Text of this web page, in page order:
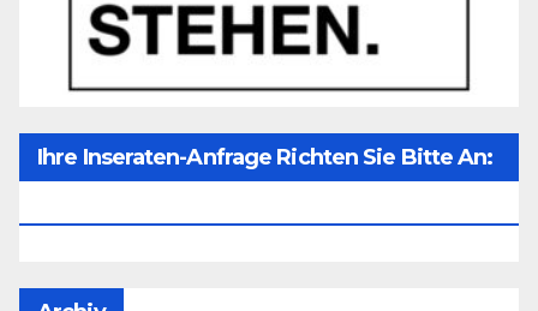
Ihre Inseraten-Anfrage Richten Sie Bitte An: